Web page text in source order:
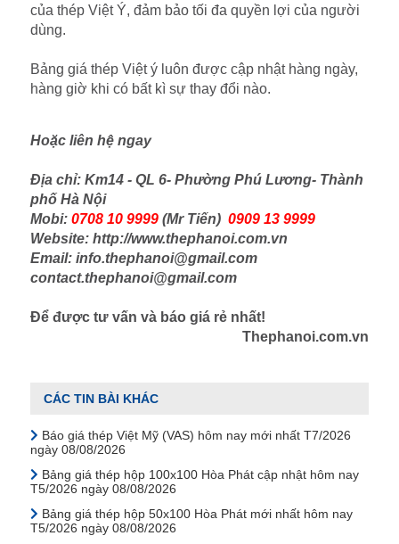
của thép Việt Ý, đảm bảo tối đa quyền lợi của người
dùng.
Bảng giá thép Việt ý luôn được cập nhật hàng ngày,
hàng giờ khi có bất kì sự thay đổi nào.
Hoặc liên hệ ngay
Địa chỉ: Km14 - QL 6- Phường Phú Lương- Thành
phố Hà Nội
Mobi: 0708 10 9999 (Mr Tiến) 0909 13 9999
Website: http://www.thephanoi.com.vn
Email: info.thephanoi@gmail.com
contact.thephanoi@gmail.com
Để được tư vấn và báo giá rẻ nhất!
​Thephanoi.com.vn
CÁC TIN BÀI KHÁC
Báo giá thép Việt Mỹ (VAS) hôm nay mới nhất T7/2026
ngày 08/08/2026
Bảng giá thép hộp 100x100 Hòa Phát cập nhật hôm nay
T5/2026 ngày 08/08/2026
Bảng giá thép hộp 50x100 Hòa Phát mới nhất hôm nay
T5/2026 ngày 08/08/2026